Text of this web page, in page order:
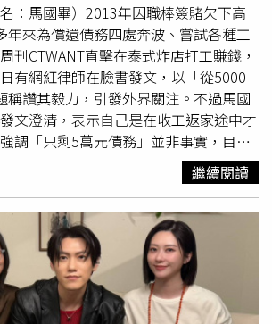
：馬國畢）2013年因職棒簽賭欠下高
年來為償還債務四處奔波、嘗試各種工
刊CTWANT直擊在泰式炸店打工賺錢，
有網紅律師在臉書發文，以「從5000
稱讚其毅力，引發外界關注。不過馬國
文澄清，表示自己是在收工返家途中才
調「只剩5萬元債務」並非事實，目前
清償，坦言仍在持續努力還債中。昔日
年前轉戰直銷產業，卻不幸遭詐騙損失
格悠提供）昔日玉女歌手周思潔則有更
她17年前轉戰直銷產業，不到半年便創
後自立門戶成為講師，卻遭詐騙損失5
災導致資產全毀，一度負債高達8千萬
借貸周轉。面對重挫，她轉而投入
還債。至4年前，債務已降至1千多萬
繼續閱讀